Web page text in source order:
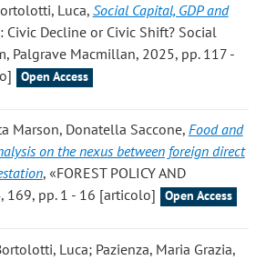
Luca, Social Capital, GDP and
Civic Decline or Civic Shift? Social
Palgrave Macmillan, 2025, pp. 117 -
Open Access
Marson, Donatella Saccone, Food and
on the nexus between foreign direct
, «FOREST POLICY AND
169, pp. 1 - 16 [articolo]
Open Access
Luca; Pazienza, Maria Grazia,